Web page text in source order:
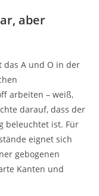
aber
A und O in der
arbeiten – weiß,
darauf, dass der
beleuchtet ist. Für
eignet sich
gebogenen
Kanten und